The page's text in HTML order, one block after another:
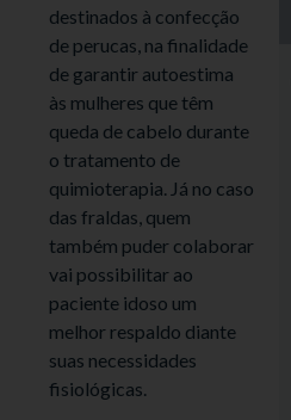
destinados à confecção
de perucas, na finalidade
de garantir autoestima
às mulheres que têm
queda de cabelo durante
o tratamento de
quimioterapia. Já no caso
das fraldas, quem
também puder colaborar
vai possibilitar ao
paciente idoso um
melhor respaldo diante
suas necessidades
fisiológicas.